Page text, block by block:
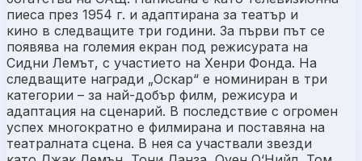
пиеса през 1954 г. и адаптирана за театър и
кино в следващите три години. За първи път се
появява на големия екран под режисурата на
Сидни Лемът, с участието на Хенри Фонда. На
следващите награди „Оскар“ е номиниран в три
категории – за най-добър филм, режисура и
адаптация на сценарий. В последствие с огромен
успех многократно е филмирана и поставяна на
театралната сцена. В нея са участвали звезди